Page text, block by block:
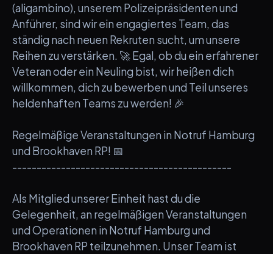
(aligambino), unserem Polizeipräsidenten und
Anführer, sind wir ein engagiertes Team, das
ständig nach neuen Rekruten sucht, um unsere
Reihen zu verstärken. 🚀 Egal, ob du ein erfahrener
Veteran oder ein Neuling bist, wir heißen dich
willkommen, dich zu bewerben und Teil unseres
heldenhaften Teams zu werden! 🎉
Regelmäßige Veranstaltungen in Notruf Hamburg
und Brookhaven RP! 📅
---------------------------------------------
Als Mitglied unserer Einheit hast du die
Gelegenheit, an regelmäßigen Veranstaltungen
und Operationen in Notruf Hamburg und
Brookhaven RP teilzunehmen. Unser Team ist